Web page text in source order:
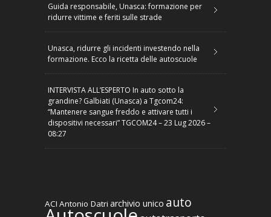
Guida responsabile, Unasca: formazione per
ridurre vittime e feriti sulle strade
Unasca, ridurre gli incidenti investendo nella
formazione. Ecco la ricetta delle autoscuole
INTERVISTA ALL’ESPERTO In auto sotto la
grandine? Galbiati (Unasca) a Tgcom24:
“Mantenere sangue freddo e attivare tutti i
dispositivi necessari” TGCOM24 – 23 Lug 2026 –
08:27
ACI Antonio Datri archivio unico auto